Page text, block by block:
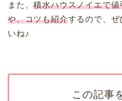
また、積水ハウスノイエで
や、コツも紹介するので、ぜ
いね♪
この記事